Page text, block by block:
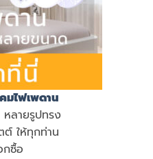
มไฟเพดาน
หลายรูปทรง
ต์ ให้ทุกท่าน
กซื้อ